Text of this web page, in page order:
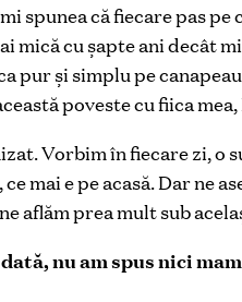
spunea că fiecare pas pe
mică cu şapte ani decât
pur şi simplu pe
poveste cu fiica
Vorbim în fiecare zi, o
mai e pe acasă. Dar ne
aflăm prea mult sub
nu am spus nici